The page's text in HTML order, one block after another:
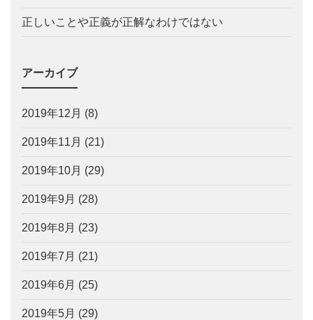
正しいことや正義が正解なわけではない
アーカイブ
2019年12月 (8)
2019年11月 (21)
2019年10月 (29)
2019年9月 (28)
2019年8月 (23)
2019年7月 (21)
2019年6月 (25)
2019年5月 (29)